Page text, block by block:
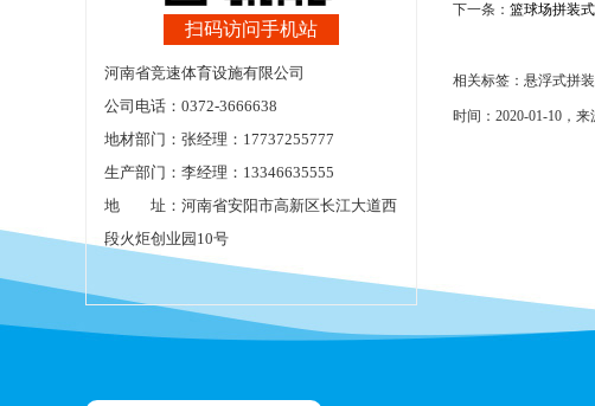
扫码访问手机站
河南省竞速体育设施有限公司
公司电话：0372-3666638
地材部门：张经理：17737255777
生产部门：李经理：13346635555
地 址：河南省安阳市高新区长江大道西
段火炬创业园10号
下一条： 篮球场拼装
相关标签：悬浮式拼
时间：2020-01-10，来